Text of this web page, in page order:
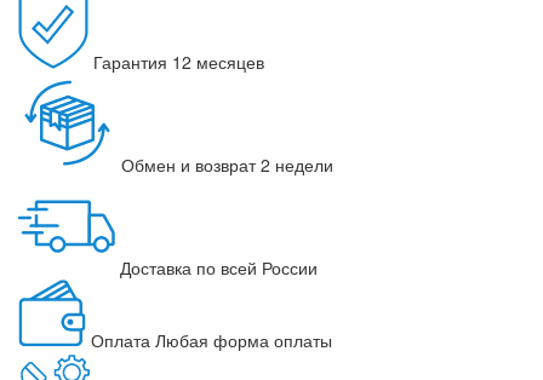
Гарантия 12 месяцев
Обмен и возврат 2 недели
Доставка по всей России
Оплата Любая форма оплаты